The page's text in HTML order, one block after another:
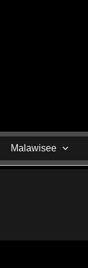
Malawisee